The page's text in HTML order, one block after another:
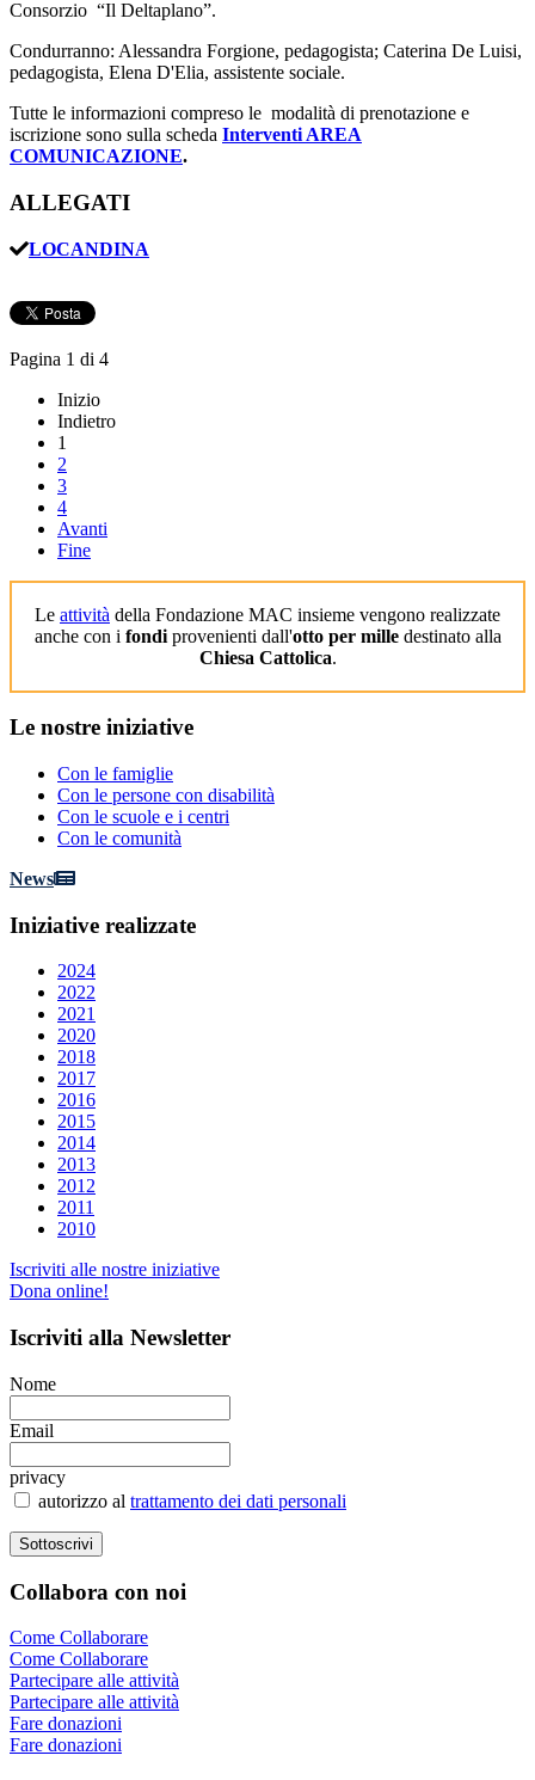
Consorzio “Il Deltaplano”.
Condurranno: Alessandra Forgione, pedagogista; Caterina De Luisi,
pedagogista, Elena D'Elia, assistente sociale.
Tutte le informazioni compreso le modalità di prenotazione e
iscrizione sono sulla scheda Interventi AREA
COMUNICAZIONE.
ALLEGATI
LOCANDINA
Pagina 1 di 4
Inizio
Indietro
1
2
3
4
Avanti
Fine
Le attività della Fondazione MAC insieme vengono realizzate
anche con i fondiprovenienti dall'otto per milledestinato alla
Chiesa Cattolica.
Le nostre iniziative
Con le famiglie
Con le persone con disabilità
Con le scuole e i centri
Con le comunità
News
Iniziative realizzate
2024
2022
2021
2020
2018
2017
2016
2015
2014
2013
2012
2011
2010
Iscriviti alle nostre iniziative
Dona online!
Iscriviti alla Newsletter
Nome
Email
privacy
autorizzo al trattamento dei dati personali
Collabora con noi
Come Collaborare
Come Collaborare
Partecipare alle attività
Partecipare alle attività
Fare donazioni
Fare donazioni